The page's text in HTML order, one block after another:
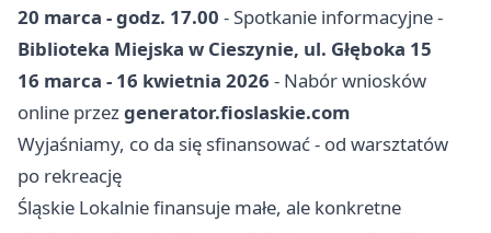
20 marca - godz. 17.00 - Spotkanie informacyjne -
Biblioteka Miejska w Cieszynie, ul. Głęboka 15
16 marca - 16 kwietnia 2026 - Nabór wniosków
online przezgenerator.fioslaskie.com
Wyjaśniamy, co da się sfinansować - od warsztatów
po rekreację
Śląskie Lokalnie finansuje małe, ale konkretne